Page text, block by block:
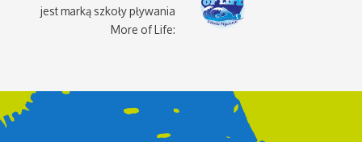
jest marką szkoły pływania
More of Life: